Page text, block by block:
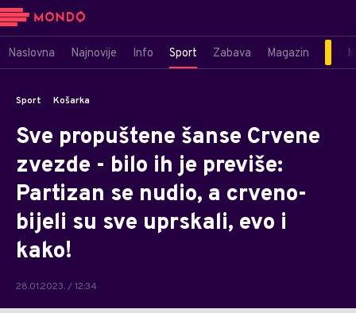
Naslovna Najnovije Info Sport Zabava Magazin
Sport Košarka
Sve propuštene šanse Crvene
zvezde - bilo ih je previše:
Partizan se nudio, a crveno-
bijeli su sve uprskali, evo i
kako!
28.01.2023. / 12:34